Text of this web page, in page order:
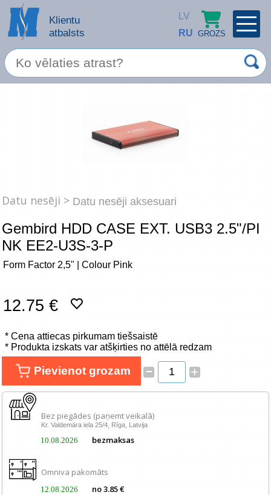
Klientu
atbalsts
LV
RU GROZS
Atcerēties
Aizmirsāt paroli?
Servisa pakalpojumi
Biroja preces
Viedierīces
TV, Foto un elektronika
Autopreces
Datu nesēji > Datu nesēji aksesuari
Gembird HDD CASE EXT. USB3 2.5"/PI
NK EE2-U3S-3-P
Form Factor 2,5" | Colour Pink
12.75 €
* Cena attiecas pirkumam tiešsaistē
* Produkta izskats var atšķirties no attēlā redzam
Pievienot grozam – +
Bez piegādes (paņemt veikalā)
Kr. Valdemāra iela 25/4, Rīga, Latvija
10.08.2026 bezmaksas
Omniva pakomāts
12.08.2026 no 3.85 €